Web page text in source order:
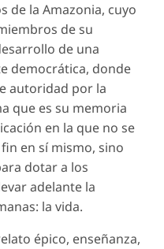
de la Amazonia, cuyo
de su
de una
democrática, donde
autoridad por la
que es su memoria
en la que no se
en sí mismo, sino
dotar a los
adelante la
la vida.
épico, enseñanza,